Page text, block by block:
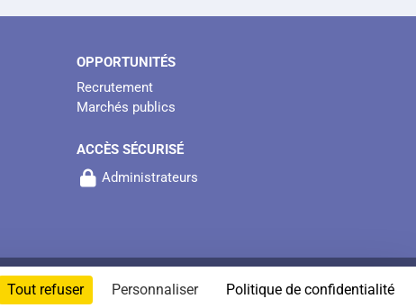
Tout refuser Personnaliser Politique de confidentialité
OPPORTUNITÉS
Recrutement
Marchés publics
ACCÈS SÉCURISÉ
Administrateurs
LÉGALES GESTION DES COOKIES